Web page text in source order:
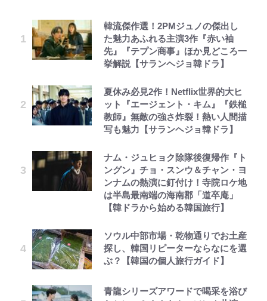
韓流傑作選！2PMジュノの傑出し
た魅力あふれる主演3作『赤い袖
先』『テプン商事』ほか見どころ一
挙解説【サランヘジョ韓ドラ】
夏休み必見2作！Netflix世界的大ヒ
ット『エージェント・キム』『鉄槌
教師』無敵の強さ炸裂！熱い人間描
写も魅力【サランヘジョ韓ドラ】
ナム・ジュヒョク除隊後復帰作『ト
ングン』チョ・スンウ＆チャン・ヨ
ンナムの熱演に釘付け！寺院ロケ地
は半島最南端の海南郡「道卒庵」
【韓ドラから始める韓国旅行】
ソウル中部市場・乾物通りでお土産
探し、韓国リピーターならなにを選
ぶ？【韓国の個人旅行ガイド】
青龍シリーズアワードで喝采を浴び